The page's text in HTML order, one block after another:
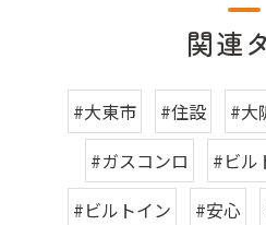
関連
#大東市 #住設 #大
#ガスコンロ
#ビル
#ビルトイン
#安心